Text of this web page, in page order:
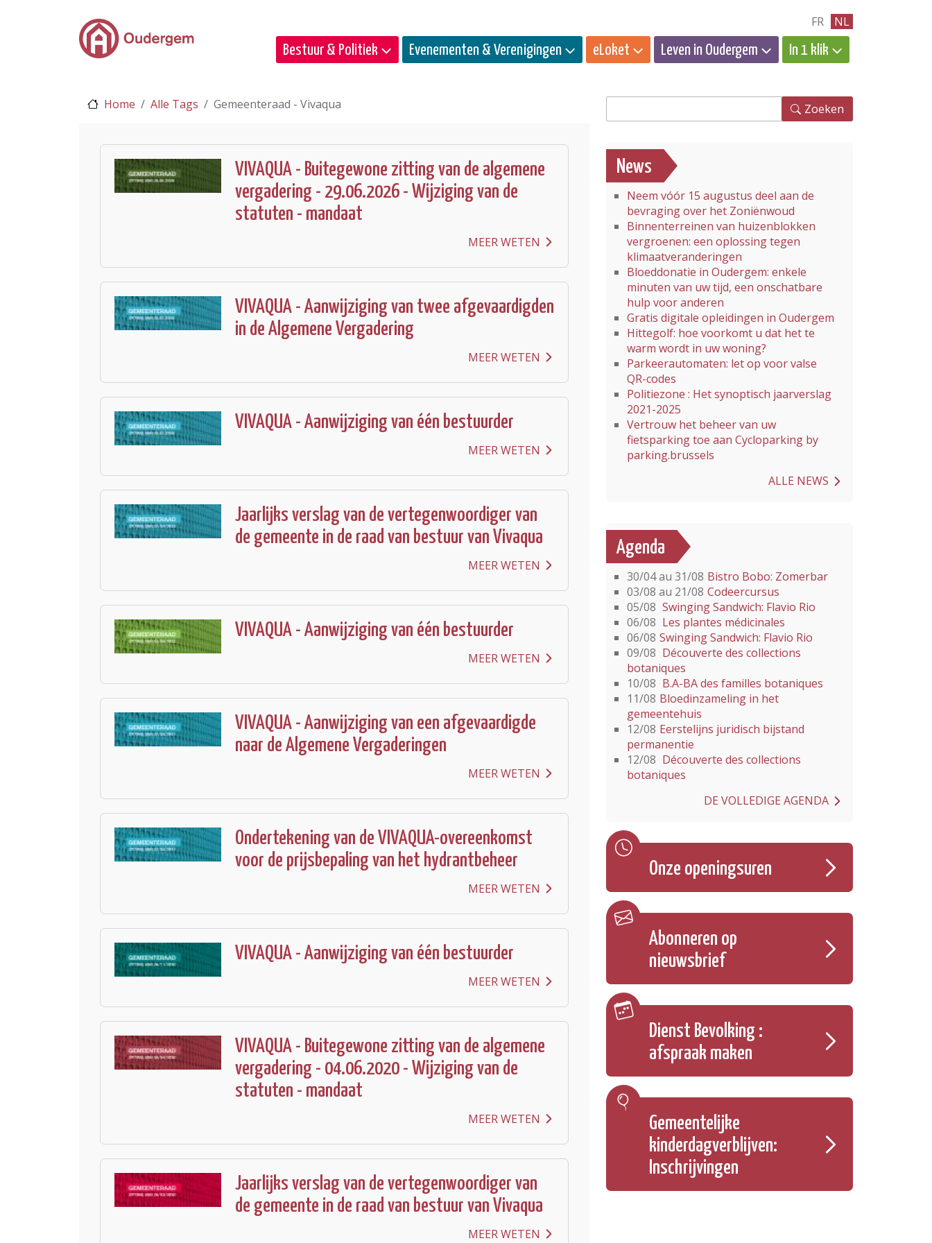
Ga naar de hoofdinhoud FR NL
Bestuur & Politiek Evenementen & Verenigingen eLoket Leven in Oudergem In 1 klik
Home Alle Tags Gemeenteraad - Vivaqua
VIVAQUA - Buitegewone zitting van de algemene
vergadering - 29.06.2026 - Wijziging van de
statuten - mandaat
MEER WETEN
VIVAQUA - Aanwijziging van twee afgevaardigden
in de Algemene Vergadering
MEER WETEN
VIVAQUA - Aanwijziging van één bestuurder
MEER WETEN
Jaarlijks verslag van de vertegenwoordiger van
de gemeente in de raad van bestuur van Vivaqua
MEER WETEN
VIVAQUA - Aanwijziging van één bestuurder
MEER WETEN
VIVAQUA - Aanwijziging van een afgevaardigde
naar de Algemene Vergaderingen
MEER WETEN
Ondertekening van de VIVAQUA-overeenkomst
voor de prijsbepaling van het hydrantbeheer
MEER WETEN
VIVAQUA - Aanwijziging van één bestuurder
MEER WETEN
VIVAQUA - Buitegewone zitting van de algemene
vergadering - 04.06.2020 - Wijziging van de
statuten - mandaat
MEER WETEN
Jaarlijks verslag van de vertegenwoordiger van
de gemeente in de raad van bestuur van Vivaqua
MEER WETEN
Zoeken
News
Neem vóór 15 augustus deel aan de
bevraging over het Zoniënwoud
Binnenterreinen van huizenblokken
vergroenen: een oplossing tegen
klimaatveranderingen
Bloeddonatie in Oudergem: enkele
minuten van uw tijd, een onschatbare
hulp voor anderen
Gratis digitale opleidingen in Oudergem
Hittegolf: hoe voorkomt u dat het te
warm wordt in uw woning?
Parkeerautomaten: let op voor valse
QR-codes
Politiezone : Het synoptisch jaarverslag
2021-2025
Vertrouw het beheer van uw
fietsparking toe aan Cycloparking by
parking.brussels
ALLE NEWS
Agenda
30/04 au 31/08 Bistro Bobo: Zomerbar
03/08 au 21/08 Codeercursus
05/08 Swinging Sandwich: Flavio Rio
06/08 Les plantes médicinales
06/08 Swinging Sandwich: Flavio Rio
09/08 Découverte des collections
botaniques
10/08 B.A-BA des familles botaniques
11/08 Bloedinzameling in het
gemeentehuis
12/08 Eerstelijns juridisch bijstand
permanentie
12/08 Découverte des collections
botaniques
DE VOLLEDIGE AGENDA
Onze openingsuren
Abonneren op
nieuwsbrief
Dienst Bevolking :
afspraak maken
Gemeentelijke
kinderdagverblijven:
Inschrijvingen